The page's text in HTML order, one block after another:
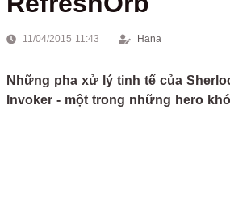
11/04/2015 11:43 Hana
Những pha xử lý tinh tế của
Invoker - một trong những hero